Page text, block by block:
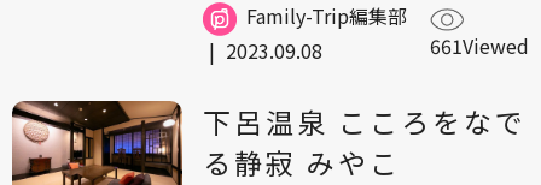
Family-Trip編集部
| 2023.09.08 661Viewed
下呂温泉 こころをなで
る静寂 みやこ